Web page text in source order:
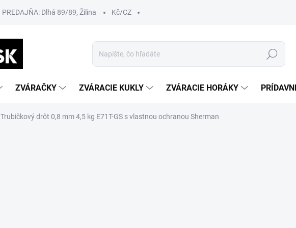
PREDAJŇA: Dlhá 89/89, Žilina Kč/CZ
Hľadať
ZVÁRAČKY ZVÁRACIE KUKLY ZVÁRACIE HORÁKY
Trubičkový drôt 0,8 mm 4,5 kg E71T-GS s vlastnou ochranou Sherman